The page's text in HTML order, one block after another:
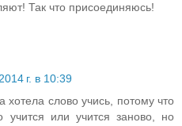
Так что присоединяюсь!
г. в 10:39
хотела слово учись, потому что
учится или учится заново, но